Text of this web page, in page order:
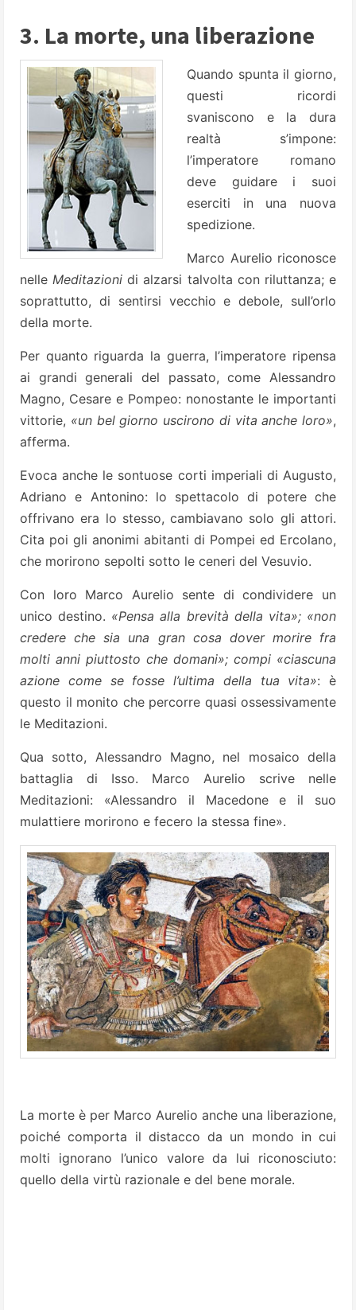
3. La morte, una liberazione
Quando spunta il giorno,
questi ricordi
svaniscono e la dura
realtà s’impone:
l’imperatore romano
deve guidare i suoi
eserciti in una nuova
spedizione.
Marco Aurelio riconosce
nelleMeditazioni di alzarsi talvolta con riluttanza; e
soprattutto, di sentirsi vecchio e debole, sull’orlo
della morte.
Per quanto riguarda la guerra, l’imperatore ripensa
ai grandi generali del passato, come Alessandro
Magno, Cesare e Pompeo: nonostante le importanti
vittorie, «un bel giorno uscirono di vita anche loro»,
afferma.
Evoca anche le sontuose corti imperiali di Augusto,
Adriano e Antonino: lo spettacolo di potere che
offrivano era lo stesso, cambiavano solo gli attori.
Cita poi gli anonimi abitanti di Pompei ed Ercolano,
che morirono sepolti sotto le ceneri del Vesuvio.
Con loro Marco Aurelio sente di condividere un
unico destino. «Pensa alla brevità della vita»; «non
credere che sia una gran cosa dover morire fra
molti anni piuttosto che domani»; compi «ciascuna
azione come se fosse l’ultima della tua vita»: è
questo il monito che percorre quasi ossessivamente
le Meditazioni.
Qua sotto, Alessandro Magno, nel mosaico della
battaglia di Isso. Marco Aurelio scrive nelle
Meditazioni: «Alessandro il Macedone e il suo
mulattiere morirono e fecero la stessa fine».
La morte è per Marco Aurelio anche una liberazione,
poiché comporta il distacco da un mondo in cui
molti ignorano l’unico valore da lui riconosciuto:
quello della virtù razionale e del bene morale.